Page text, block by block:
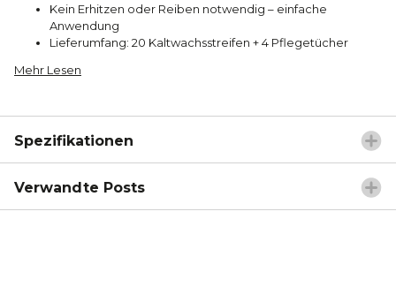
Kein Erhitzen oder Reiben notwendig – einfache
Anwendung
Lieferumfang: 20 Kaltwachsstreifen + 4 Pflegetücher
Mehr Lesen
Spezifikationen
Verwandte Posts